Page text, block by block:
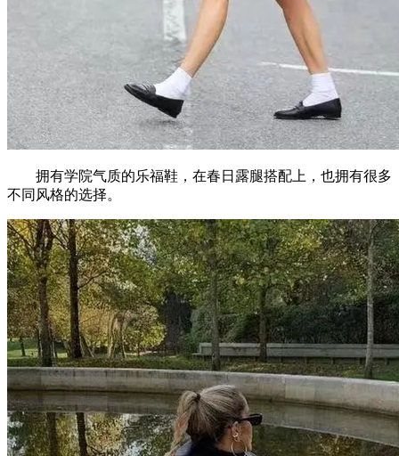
拥有学院气质的乐福鞋，在春日露腿搭配上，也拥有很多
不同风格的选择。